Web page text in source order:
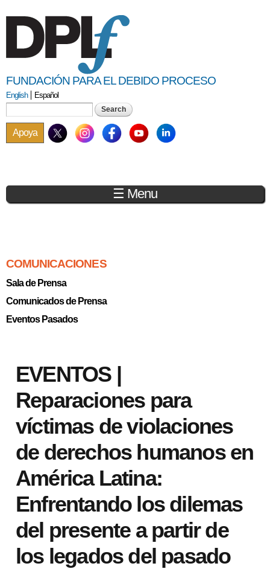
main
content
FUNDACIÓN PARA EL DEBIDO PROCESO
English Español
Search form
Apoya
☰ Menu
COMUNICACIONES
Sala de Prensa
Comunicados de Prensa
Eventos Pasados
EVENTOS |
Reparaciones para
víctimas de violaciones
de derechos humanos en
América Latina:
Enfrentando los dilemas
del presente a partir de
los legados del pasado